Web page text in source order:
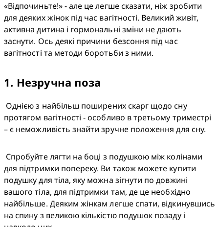
«Відпочиньте!» - але це легше сказати, ніж зробити
для деяких жінок під час вагітності. Великий живіт,
активна дитина і гормональні зміни не дають
заснути. Ось деякі причини безсоння під час
вагітності та методи боротьби з ними.
1. Незручна поза
протягом вагітності - особливо в третьому триместрі
– є неможливість знайти зручне положення для сну.
для підтримки попереку. Ви також можете купити
подушку для тіла, яку можна зігнути по довжині
вашого тіла, для підтримки там, де це необхідно
найбільше. Деяким жінкам легше спати, відкинувшись
на спину з великою кількістю подушок позаду і